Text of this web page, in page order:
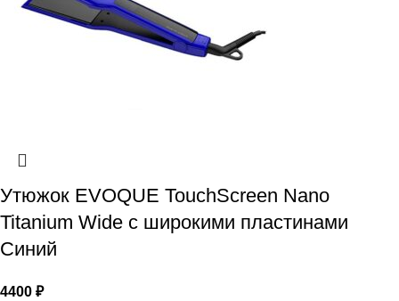
Утюжок EVOQUE TouchScreen Nano
Titanium Wide с широкими пластинами
Синий
4400 ₽